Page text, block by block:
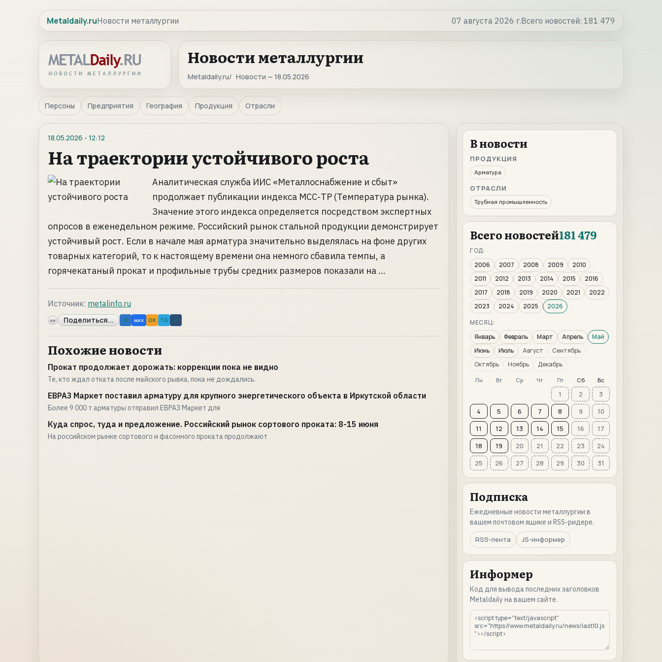
Metaldaily.ruНовости металлургии 07 августа 2026 г.Всего новостей: 181 479
Новости металлургии
Metaldaily.ru Новости — 18.05.2026
Персоны Предприятия География Продукция Отрасли
18.05.2026 - 12:12
На траектории устойчивого роста
Аналитическая служба ИИС «Металлоснабжение и сбыт»
продолжает публикации индекса МСС-ТР (Температура рынка).
Значение этого индекса определяется посредством экспертных
опросов в еженедельном режиме. Российский рынок стальной продукции демонстрирует
устойчивый рост. Если в начале мая арматура значительно выделялась на фоне других
товарных категорий, то к настоящему времени она немного сбавила темпы, а
горячекатаный прокат и профильные трубы средних размеров показали на ...
Источник: metalinfo.ru
«» Поделиться... B MAX OK TG ↗
Похожие новости
Прокат продолжает дорожать: коррекции пока не видно
Те, кто ждал отката после майского рывка, пока не дождались.
ЕВРАЗ Маркет поставил арматуру для крупного энергетического объекта в Иркутской области
Более 9 000 т арматуры отправил ЕВРАЗ Маркет для
Куда спрос, туда и предложение. Российский рынок сортового проката: 8-15 июня
На российском рынке сортового и фасонного проката продолжают
В новости
ПРОДУКЦИЯ
Арматура
ОТРАСЛИ
Трубная промышленность
Всего новостей181 479
ГОД:
2006
2007 2008 2009
2010
2011
2012 2013 2014 2015
2016
2017
2018 2019 2020 2021
2022
2023
2024 2025
2026
МЕСЯЦ:
Январь
Февраль Март Апрель
Май
Июнь
Июль Август
Сентябрь
Октябрь
Ноябрь Декабрь
Пн Вт Ср Чт Пт Сб Вс
1 2
3
4
5 6 7 8 9
10
11
12 13 14 15 16
17
18
19 20 21 22 23
24
25
26 27 28 29 30 31
Подписка
Ежедневные новости металлургии в
вашем почтовом ящике и RSS-ридере.
RSS-лента
JS-информер
Информер
Код для вывода последних заголовков
Metaldaily на вашем сайте.